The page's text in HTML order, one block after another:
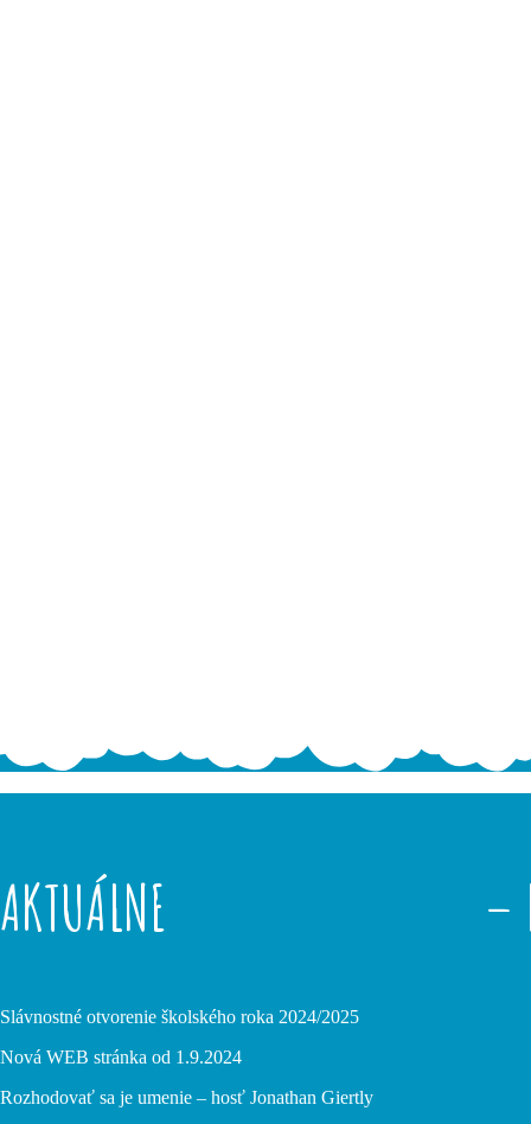
AKTUÁLNE
Slávnostné otvorenie školského roka 2024/2025
Nová WEB stránka od 1.9.2024
Rozhodovať sa je umenie – hosť Jonathan Giertly
–